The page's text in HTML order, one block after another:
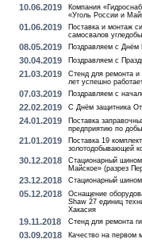
10.06.2019
Компания
«Уголь России и
01.06.2019
Поставка и монтаж
самосвалов
08.05.2019 Поздравляем с Днём
30.04.2019 Поздравляем с
21.03.2019
Стенд для ремонта и
лет успешно
07.03.2019 Поздравляем с
22.02.2019 С Днём защитника
24.01.2019
Поставка
предприятию по
21.01.2019
Поставка 19
золотодобывающей
30.12.2018
Стационарный
Майское» (разрез
23.12.2018 Стационарный
05.12.2018
Оснащение
Shaw 27 единиц
Хакасия
19.11.2018 Стенд для ремонта
03.09.2018 Качество на первом